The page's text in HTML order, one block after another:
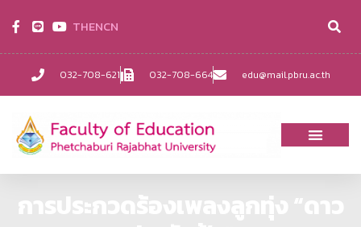
032-708-621 032-708-664 edu@mail.pbru.ac.th
THENCN